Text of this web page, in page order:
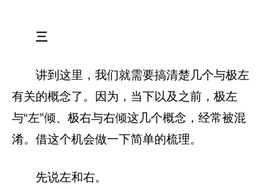
三
讲到这里，我们就需要搞清楚几个与极左
有关的概念了。因为，当下以及之前，极左
与“左”倾、极右与右倾这几个概念，经常被混
淆。借这个机会做一下简单的梳理。
先说左和右。